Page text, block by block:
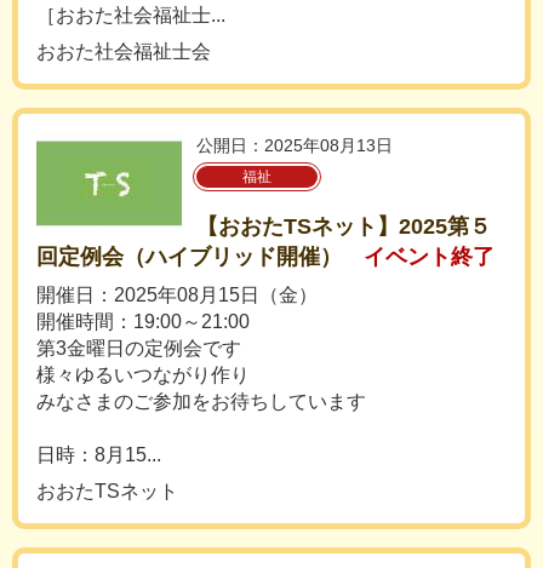
［おおた社会福祉士...
おおた社会福祉士会
公開日：2025年08月13日
福祉
【おおたTSネット】2025第５
回定例会（ハイブリッド開催）
イベント終了
開催日：2025年08月15日（金）
開催時間：19:00～21:00
第3金曜日の定例会です
様々ゆるいつながり作り
みなさまのご参加をお待ちしています
日時：8月15...
おおたTSネット